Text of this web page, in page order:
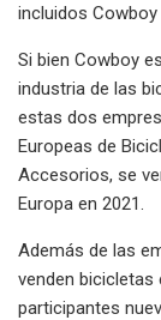
incluidos Cowboy
Si bien Cowboy
industria de las
estas dos
Europeas de
Accesorios, se
Europa en 2021.
Además de las
venden bicicletas
participantes